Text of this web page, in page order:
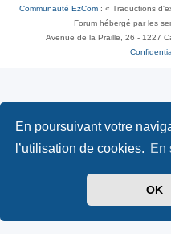
En poursuivant votre
l’utilisation de cookies. En
OK
Communauté EzCom : « Traductions
Forum hébergé par les
Avenue de la Praille, 26 - 1227